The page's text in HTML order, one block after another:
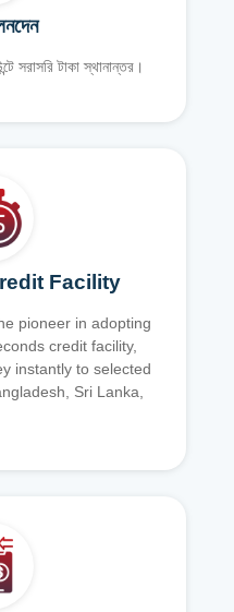
সরাসরি টাকা স্থানান্তর।
Facility
pioneer in adopting
credit facility,
instantly to selected
Sri Lanka,